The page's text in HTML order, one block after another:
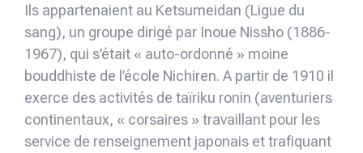
Ils appartenaient au Ketsumeidan (Ligue du
sang), un groupe dirigé par Inoue Nissho (1886-
1967), qui s’était « auto-ordonné » moine
bouddhiste de l’école Nichiren. A partir de 1910 il
exerce des activités de taïriku ronin (aventuriers
continentaux, « corsaires » travaillant pour les
service de renseignement japonais et trafiquant